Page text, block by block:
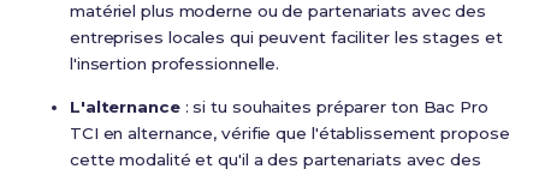
matériel plus moderne ou de partenariats avec des
entreprises locales qui peuvent faciliter les stages et
l'insertion professionnelle.
L'alternance: si tu souhaites préparer ton Bac Pro
TCI en alternance, vérifie que l'établissement propose
cette modalité et qu'il a des partenariats avec des